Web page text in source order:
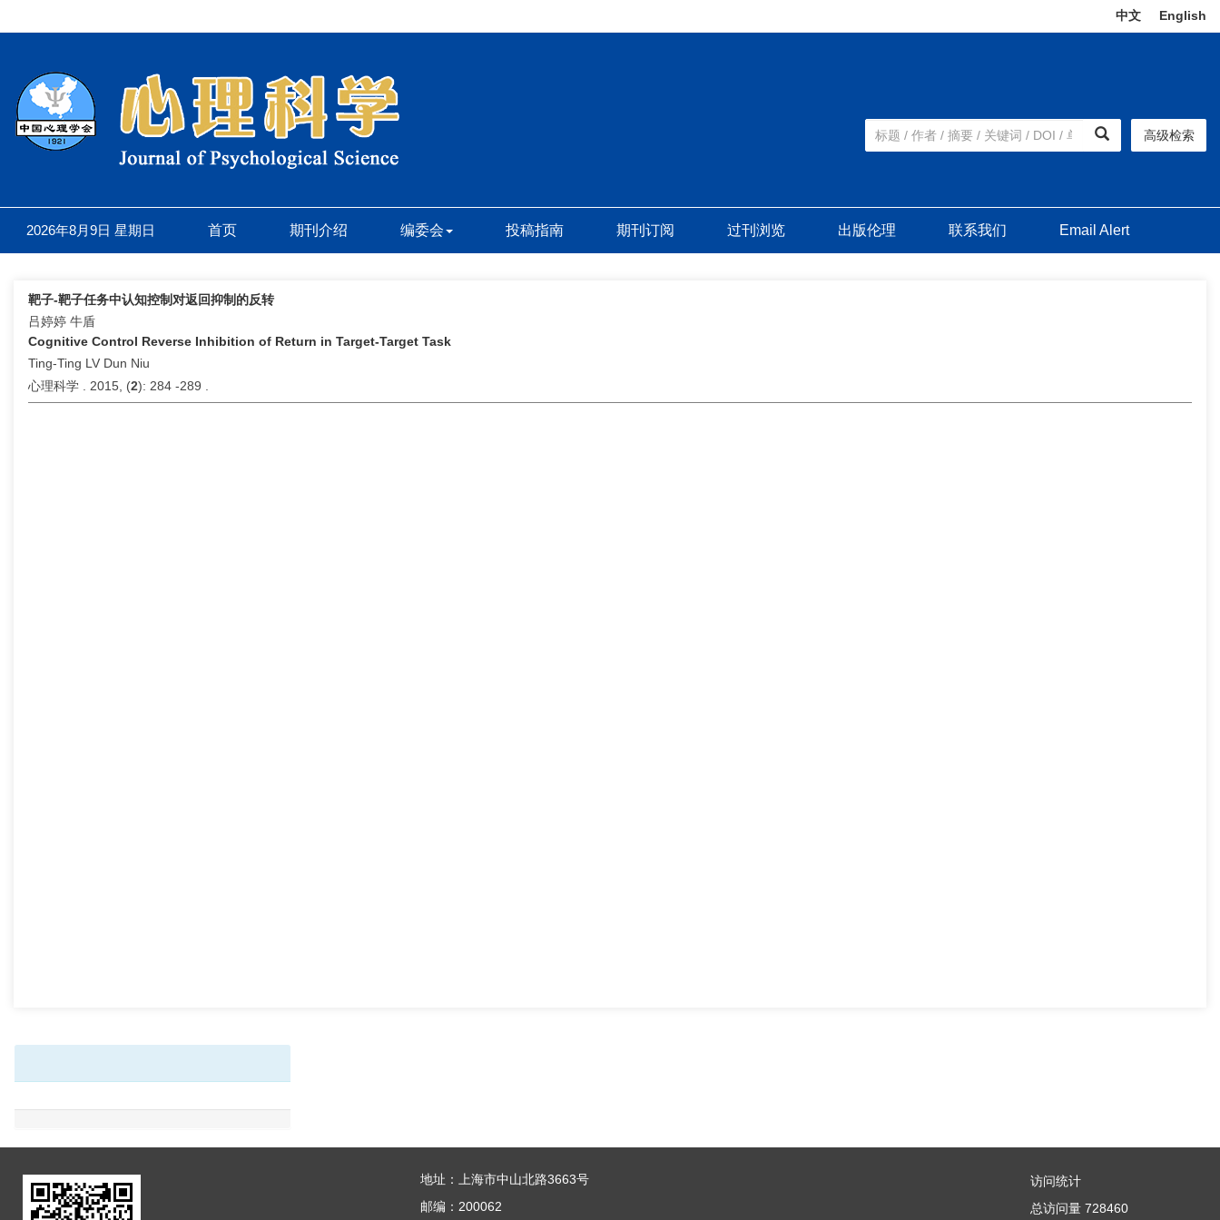
中文 English
高级检索
2026年8月9日 星期日 首页 期刊介绍 编委会 投稿指南 期刊订阅 过刊浏览 出版伦理 联系我们 Email Alert
靶子-靶子任务中认知控制对返回抑制的反转
吕婷婷 牛盾
Cognitive Control Reverse Inhibition of Return in Target-Target Task
Ting-Ting LV Dun Niu
心理科学 . 2015, (2): 284 -289 .
地址：上海市中山北路3663号
邮编：200062
访问统计
总访问量 728460